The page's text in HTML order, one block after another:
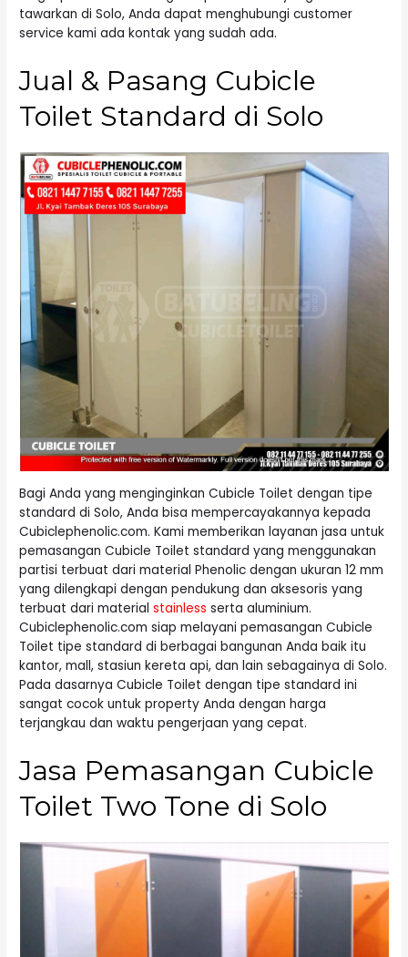
tawarkan di Solo, Anda dapat menghubungi customer
service kami ada kontak yang sudah ada.
Jual & Pasang Cubicle
Toilet Standard di Solo
Bagi Anda yang menginginkan Cubicle Toilet dengan tipe
standard di Solo, Anda bisa mempercayakannya kepada
Cubiclephenolic.com. Kami memberikan layanan jasa untuk
pemasangan Cubicle Toilet standard yang menggunakan
partisi terbuat dari material Phenolic dengan ukuran 12 mm
yang dilengkapi dengan pendukung dan aksesoris yang
terbuat dari materialstainless serta aluminium.
Cubiclephenolic.com siap melayani pemasangan Cubicle
Toilet tipe standard di berbagai bangunan Anda baik itu
kantor, mall, stasiun kereta api, dan lain sebagainya di Solo.
Pada dasarnya Cubicle Toilet dengan tipe standard ini
sangat cocok untuk property Anda dengan harga
terjangkau dan waktu pengerjaan yang cepat.
Jasa Pemasangan Cubicle
Toilet Two Tone di Solo